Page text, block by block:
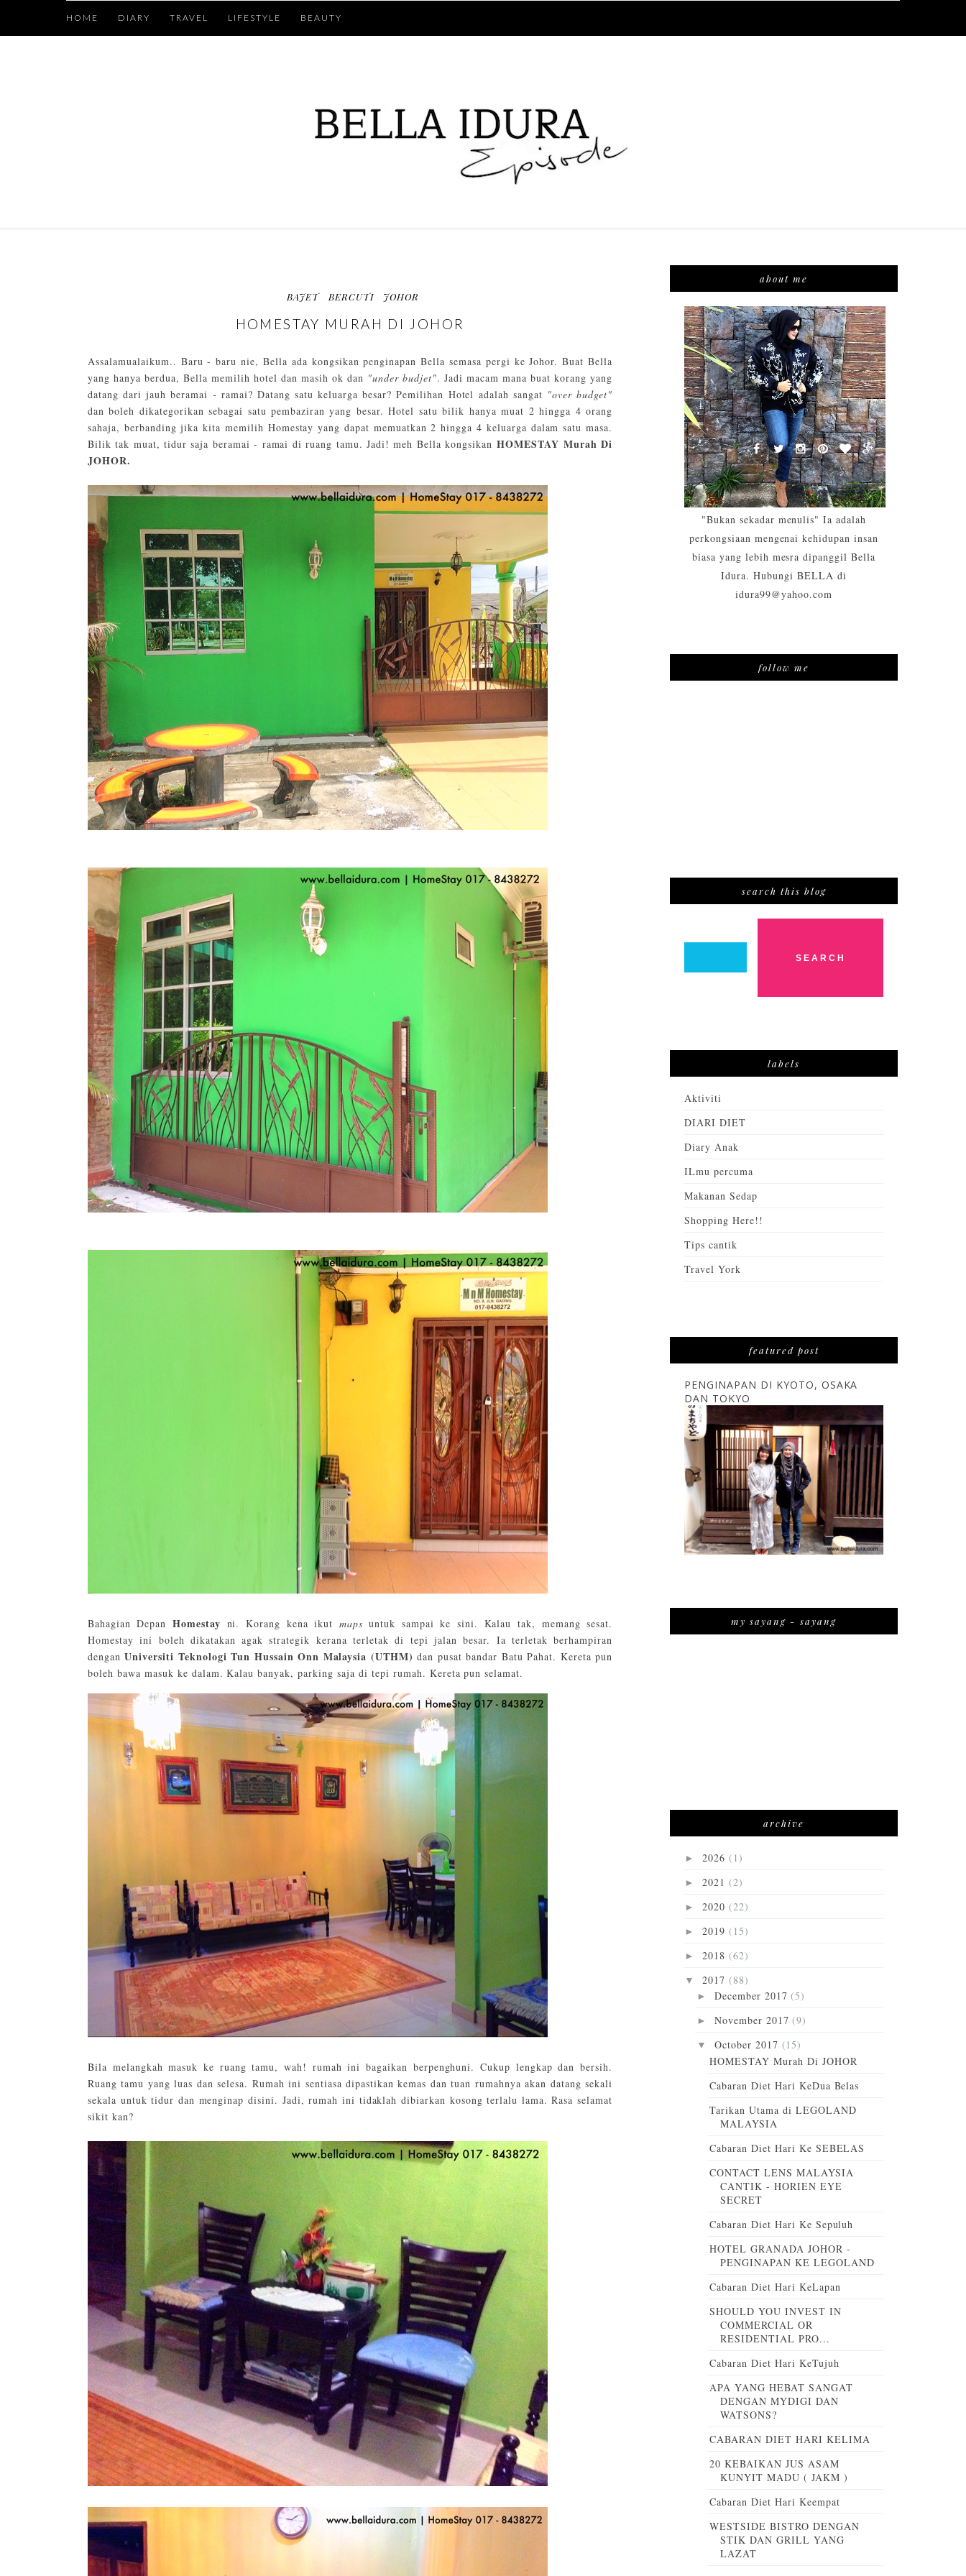
HOME DIARY TRAVEL LIFESTYLE BEAUTY
BAJET BERCUTI JOHOR
HOMESTAY MURAH DI JOHOR
Assalamualaikum.. Baru - baru nie, Bella ada kongsikan penginapan Bella semasa pergi ke Johor. Buat Bella
yang hanya berdua, Bella memilih hotel dan masih ok dan "under budjet". Jadi macam mana buat korang yang
datang dari jauh beramai - ramai? Datang satu keluarga besar? Pemilihan Hotel adalah sangat "over budget"
dan boleh dikategorikan sebagai satu pembaziran yang besar. Hotel satu bilik hanya muat 2 hingga 4 orang
sahaja, berbanding jika kita memilih Homestay yang dapat memuatkan 2 hingga 4 keluarga dalam satu masa.
Bilik tak muat, tidur saja beramai - ramai di ruang tamu. Jadi! meh Bella kongsikanHOMESTAY Murah Di
JOHOR.
Bahagian DepanHomestay ni. Korang kena ikut maps untuk sampai ke sini. Kalau tak, memang sesat.
Homestay ini boleh dikatakan agak strategik kerana terletak di tepi jalan besar. Ia terletak berhampiran
denganUniversiti Teknologi Tun Hussain Onn Malaysia (UTHM) dan pusat bandar Batu Pahat. Kereta pun
boleh bawa masuk ke dalam. Kalau banyak, parking saja di tepi rumah. Kereta pun selamat.
Bila melangkah masuk ke ruang tamu, wah! rumah ini bagaikan berpenghuni. Cukup lengkap dan bersih.
Ruang tamu yang luas dan selesa. Rumah ini sentiasa dipastikan kemas dan tuan rumahnya akan datang sekali
sekala untuk tidur dan menginap disini. Jadi, rumah ini tidaklah dibiarkan kosong terlalu lama. Rasa selamat
sikit kan?
about me
"Bukan sekadar menulis" Ia adalah
perkongsiaan mengenai kehidupan insan
biasa yang lebih mesra dipanggil Bella
Idura. Hubungi BELLA di
idura99@yahoo.com
follow me
search this blog
labels
Aktiviti
DIARI DIET
Diary Anak
ILmu percuma
Makanan Sedap
Shopping Here!!
Tips cantik
Travel York
featured post
PENGINAPAN DI KYOTO, OSAKA
DAN TOKYO
my sayang - sayang
archive
► 2026 (1)
► 2021 (2)
► 2020 (22)
► 2019 (15)
► 2018 (62)
▼ 2017 (88)
► December 2017(5)
► November 2017(9)
▼ October 2017 (15)
HOMESTAY Murah Di JOHOR
Cabaran Diet Hari KeDua Belas
Tarikan Utama di LEGOLAND
MALAYSIA
Cabaran Diet Hari Ke SEBELAS
CONTACT LENS MALAYSIA
CANTIK - HORIEN EYE
SECRET
Cabaran Diet Hari Ke Sepuluh
HOTEL GRANADA JOHOR -
PENGINAPAN KE LEGOLAND
Cabaran Diet Hari KeLapan
SHOULD YOU INVEST IN
COMMERCIAL OR
RESIDENTIAL PRO...
Cabaran Diet Hari KeTujuh
APA YANG HEBAT SANGAT
DENGAN MYDIGI DAN
WATSONS?
CABARAN DIET HARI KELIMA
20 KEBAIKAN JUS ASAM
KUNYIT MADU ( JAKM )
Cabaran Diet Hari Keempat
WESTSIDE BISTRO DENGAN
STIK DAN GRILL YANG
LAZAT